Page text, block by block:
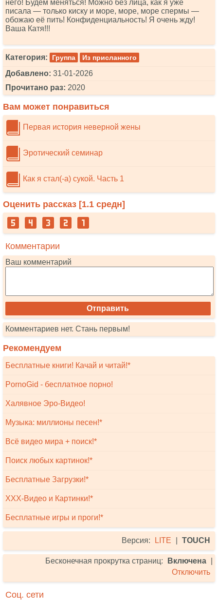
него! Будем меняться! Можно без лица, как я уже
писала — только киску и море, море, море спермы —
обожаю её пить! Конфиденциальность! Я очень жду!
Ваша Катя!!!
Категория: Группа Из присланного
Добавлено: 31-01-2026
Прочитано раз: 2020
Вам может понравиться
Первая история неверной жены
Эротический семинар
Как я стал(-а) сукой. Часть 1
Оценить рассказ [1.1 средн]
Комментарии
Ваш комментарий
Комментариев нет. Стань первым!
Рекомендуем
Бесплатные книги! Качай и читай!*
PornoGid - бесплатное порно!
Халявное Эро-Видео!
Музыка: миллионы песен!*
Всё видео мира + поиск!*
Поиск любых картинок!*
Бесплатные Загрузки!*
XXX-Видео и Картинки!*
Бесплатные игры и проги!*
Версия: LITE TOUCH
Бесконечная прокрутка страниц: Включена
Отключить
Соц. сети